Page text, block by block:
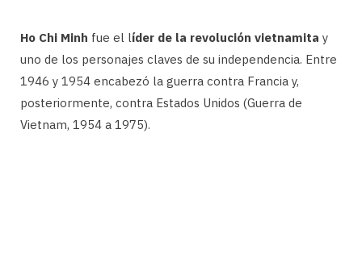
Ho Chi Minh fue el líder de la revolución vietnamita y
uno de los personajes claves de su independencia. Entre
1946 y 1954 encabezó la guerra contra Francia y,
posteriormente, contra Estados Unidos (Guerra de
Vietnam, 1954 a 1975).